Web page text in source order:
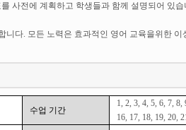
사전에 계획하고 학생들과 함께 설명되어 있습
니다. 모든 노력은 효과적인 영어 교육을위한 이
수업 기간
1, 2, 3, 4, 5, 6, 7, 8,
16, 17, 18, 19, 20,